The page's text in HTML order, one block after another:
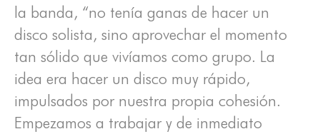
la banda, “no tenía ganas de hacer un
disco solista, sino aprovechar el momento
tan sólido que vivíamos como grupo. La
idea era hacer un disco muy rápido,
impulsados por nuestra propia cohesión.
Empezamos a trabajar y de inmediato